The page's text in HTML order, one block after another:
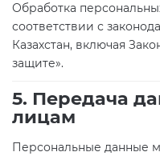
Обработка
соответствии с
Казахстан, включая
защите».
5. Передача
лицам
Персональные данные